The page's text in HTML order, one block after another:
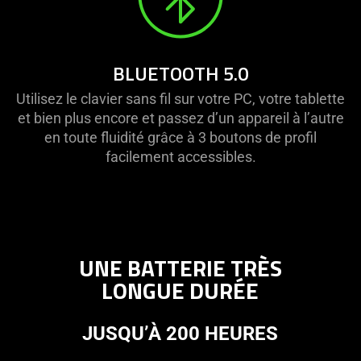
BLUETOOTH 5.0
Utilisez le clavier sans fil sur votre PC, votre tablette
et bien plus encore et passez d’un appareil à l’autre
en toute fluidité grâce à 3 boutons de profil
facilement accessibles.
UNE BATTERIE TRÈS
LONGUE DURÉE
JUSQU’À 200 HEURES